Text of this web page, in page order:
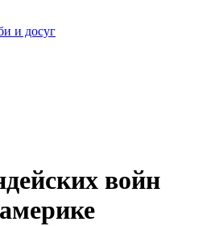
и досуг
войн